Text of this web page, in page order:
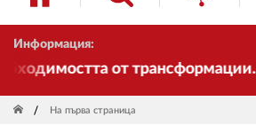
Информация:
от трансформации.
На първа страница